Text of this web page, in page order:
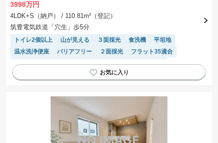
3998万円
4LDK+S（納戸）
/ 110.81m²（登記）
筑豊電気鉄道「穴生」歩5分
トイレ2個以上 山が見える ３面採光 食洗機
平坦地
温水洗浄便座
バリアフリー ２面採光
フラット35適合
モニター付きインターホン
キッチン収納が多い
WIC
窓付き浴室
システムキッチン
陽当り良好